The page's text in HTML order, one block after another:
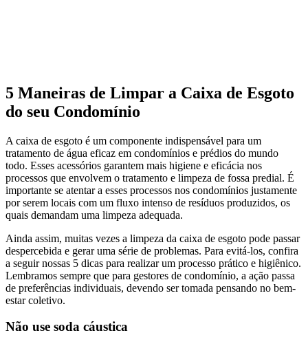
5 Maneiras de Limpar a Caixa de Esgoto
do seu Condomínio
A caixa de esgoto é um componente indispensável para um
tratamento de água eficaz em condomínios e prédios do mundo
todo. Esses acessórios garantem mais higiene e eficácia nos
processos que envolvem o tratamento e limpeza de fossa predial. É
importante se atentar a esses processos nos condomínios justamente
por serem locais com um fluxo intenso de resíduos produzidos, os
quais demandam uma limpeza adequada.
Ainda assim, muitas vezes a limpeza da caixa de esgoto pode passar
despercebida e gerar uma série de problemas. Para evitá-los, confira
a seguir nossas 5 dicas para realizar um processo prático e higiênico.
Lembramos sempre que para gestores de condomínio, a ação passa
de preferências individuais, devendo ser tomada pensando no bem-
estar coletivo.
Não use soda cáustica